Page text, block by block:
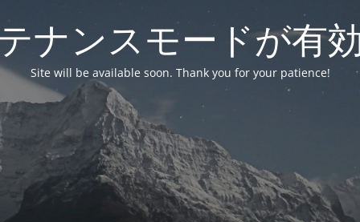
ナンスモードが有
Site will be available soon. Thank you for your patience!